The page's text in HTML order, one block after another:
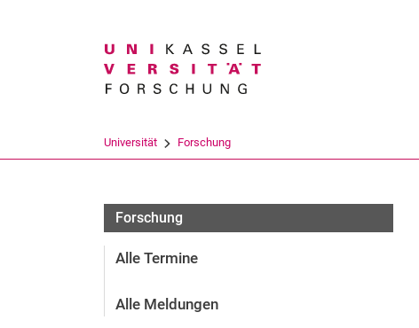
Universität Forschung
Forschung
Alle Termine
Alle Meldungen